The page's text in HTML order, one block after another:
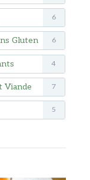
6
Gluten 6
4
Viande 7
5